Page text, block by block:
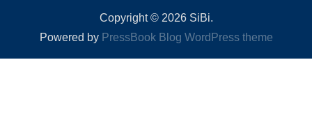
Copyright © 2026 SiBi.
Powered by PressBook Blog WordPress theme